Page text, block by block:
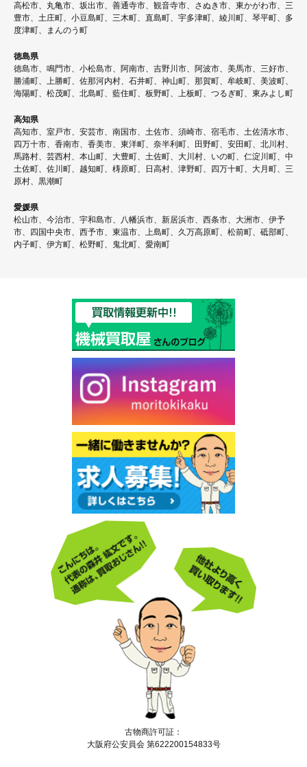
高松市、丸亀市、坂出市、善通寺市、観音寺市、さぬき市、東かがわ市、三
豊市、土庄町、小豆島町、三木町、直島町、宇多津町、綾川町、琴平町、多
度津町、まんのう町
徳島県
徳島市、鳴門市、小松島市、阿南市、吉野川市、阿波市、美馬市、三好市、
勝浦町、上勝町、佐那河内村、石井町、神山町、那賀町、牟岐町、美波町、
海陽町、松茂町、北島町、藍住町、板野町、上板町、つるぎ町、東みよし町
高知県
高知市、室戸市、安芸市、南国市、土佐市、須崎市、宿毛市、土佐清水市、
四万十市、香南市、香美市、東洋町、奈半利町、田野町、安田町、北川村、
馬路村、芸西村、本山町、大豊町、土佐町、大川村、いの町、仁淀川町、中
土佐町、佐川町、越知町、梼原町、日高村、津野町、四万十町、大月町、三
原村、黒潮町
愛媛県
松山市、今治市、宇和島市、八幡浜市、新居浜市、西条市、大洲市、伊予
市、四国中央市、西予市、東温市、上島町、久万高原町、松前町、砥部町、
内子町、伊方町、松野町、鬼北町、愛南町
古物商許可証：
大阪府公安員会 第622200154833号